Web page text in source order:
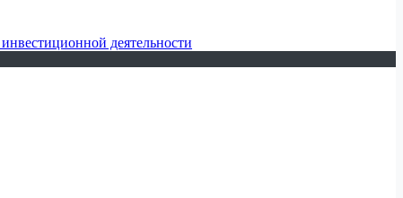
деятельности